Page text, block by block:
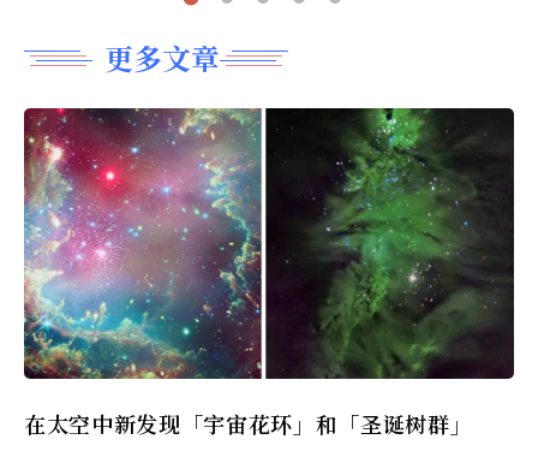
更多文章
在太空中新发现「宇宙花环」和「圣诞树群」